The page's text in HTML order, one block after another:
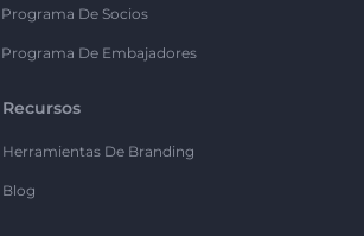
Programa De Socios
Programa De Embajadores
Recursos
Herramientas De Branding
Blog